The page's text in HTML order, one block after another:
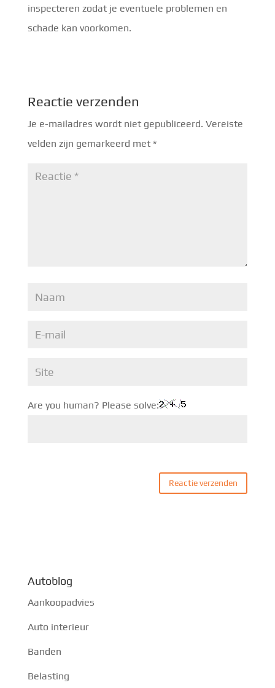
inspecteren zodat je eventuele problemen en
schade kan voorkomen.
Reactie verzenden
Je e-mailadres wordt niet gepubliceerd. Vereiste
velden zijn gemarkeerd met *
Are you human? Please solve:
Autoblog
Aankoopadvies
Auto interieur
Banden
Belasting